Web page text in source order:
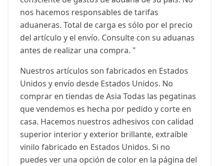
nos hacemos responsables de tarifas
aduaneras. Total de carga es sólo por el precio
del artículo y el envío. Consulte con su aduanas
antes de realizar una compra. "
Nuestros artículos son fabricados en Estados
Unidos y envío desde Estados Unidos. No
comprar en tiendas de Asia Todas las pegatinas
que vendemos es hecha por pedido y corte en
casa. Hacemos nuestros adhesivos con calidad
superior interior y exterior brillante, extraíble
vinilo fabricado en Estados Unidos. Si no
puedes ver una opción de color en la página del